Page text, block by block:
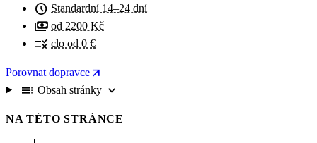
schedule Standardní 14–24 dní
payments od 2200 Kč
rule clo od 0 €
Porovnat dopravce arrow_outward
toc Obsah stránky expand_more
NA TÉTO STRÁNCE